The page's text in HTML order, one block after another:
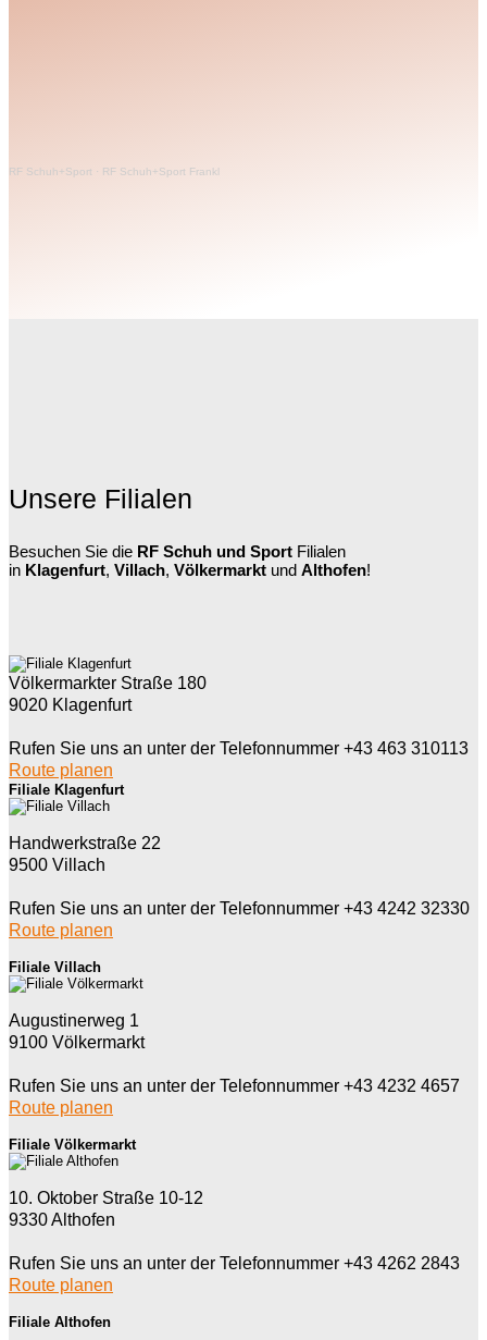
RF Schuh+Sport · RF Schuh+Sport Frankl
Unsere Filialen
Besuchen Sie die RF Schuh und Sport Filialen
in Klagenfurt, Villach, Völkermarkt und Althofen!
Völkermarkter Straße 180
9020 Klagenfurt
Rufen Sie uns an unter der Telefonnummer +43 463 310113
Route planen
Filiale Klagenfurt
Handwerkstraße 22
9500 Villach
Rufen Sie uns an unter der Telefonnummer +43 4242 32330
Route planen
Filiale Villach
Augustinerweg 1
9100 Völkermarkt
Rufen Sie uns an unter der Telefonnummer +43 4232 4657
Route planen
Filiale Völkermarkt
10. Oktober Straße 10-12
9330 Althofen
Rufen Sie uns an unter der Telefonnummer +43 4262 2843
Route planen
Filiale Althofen